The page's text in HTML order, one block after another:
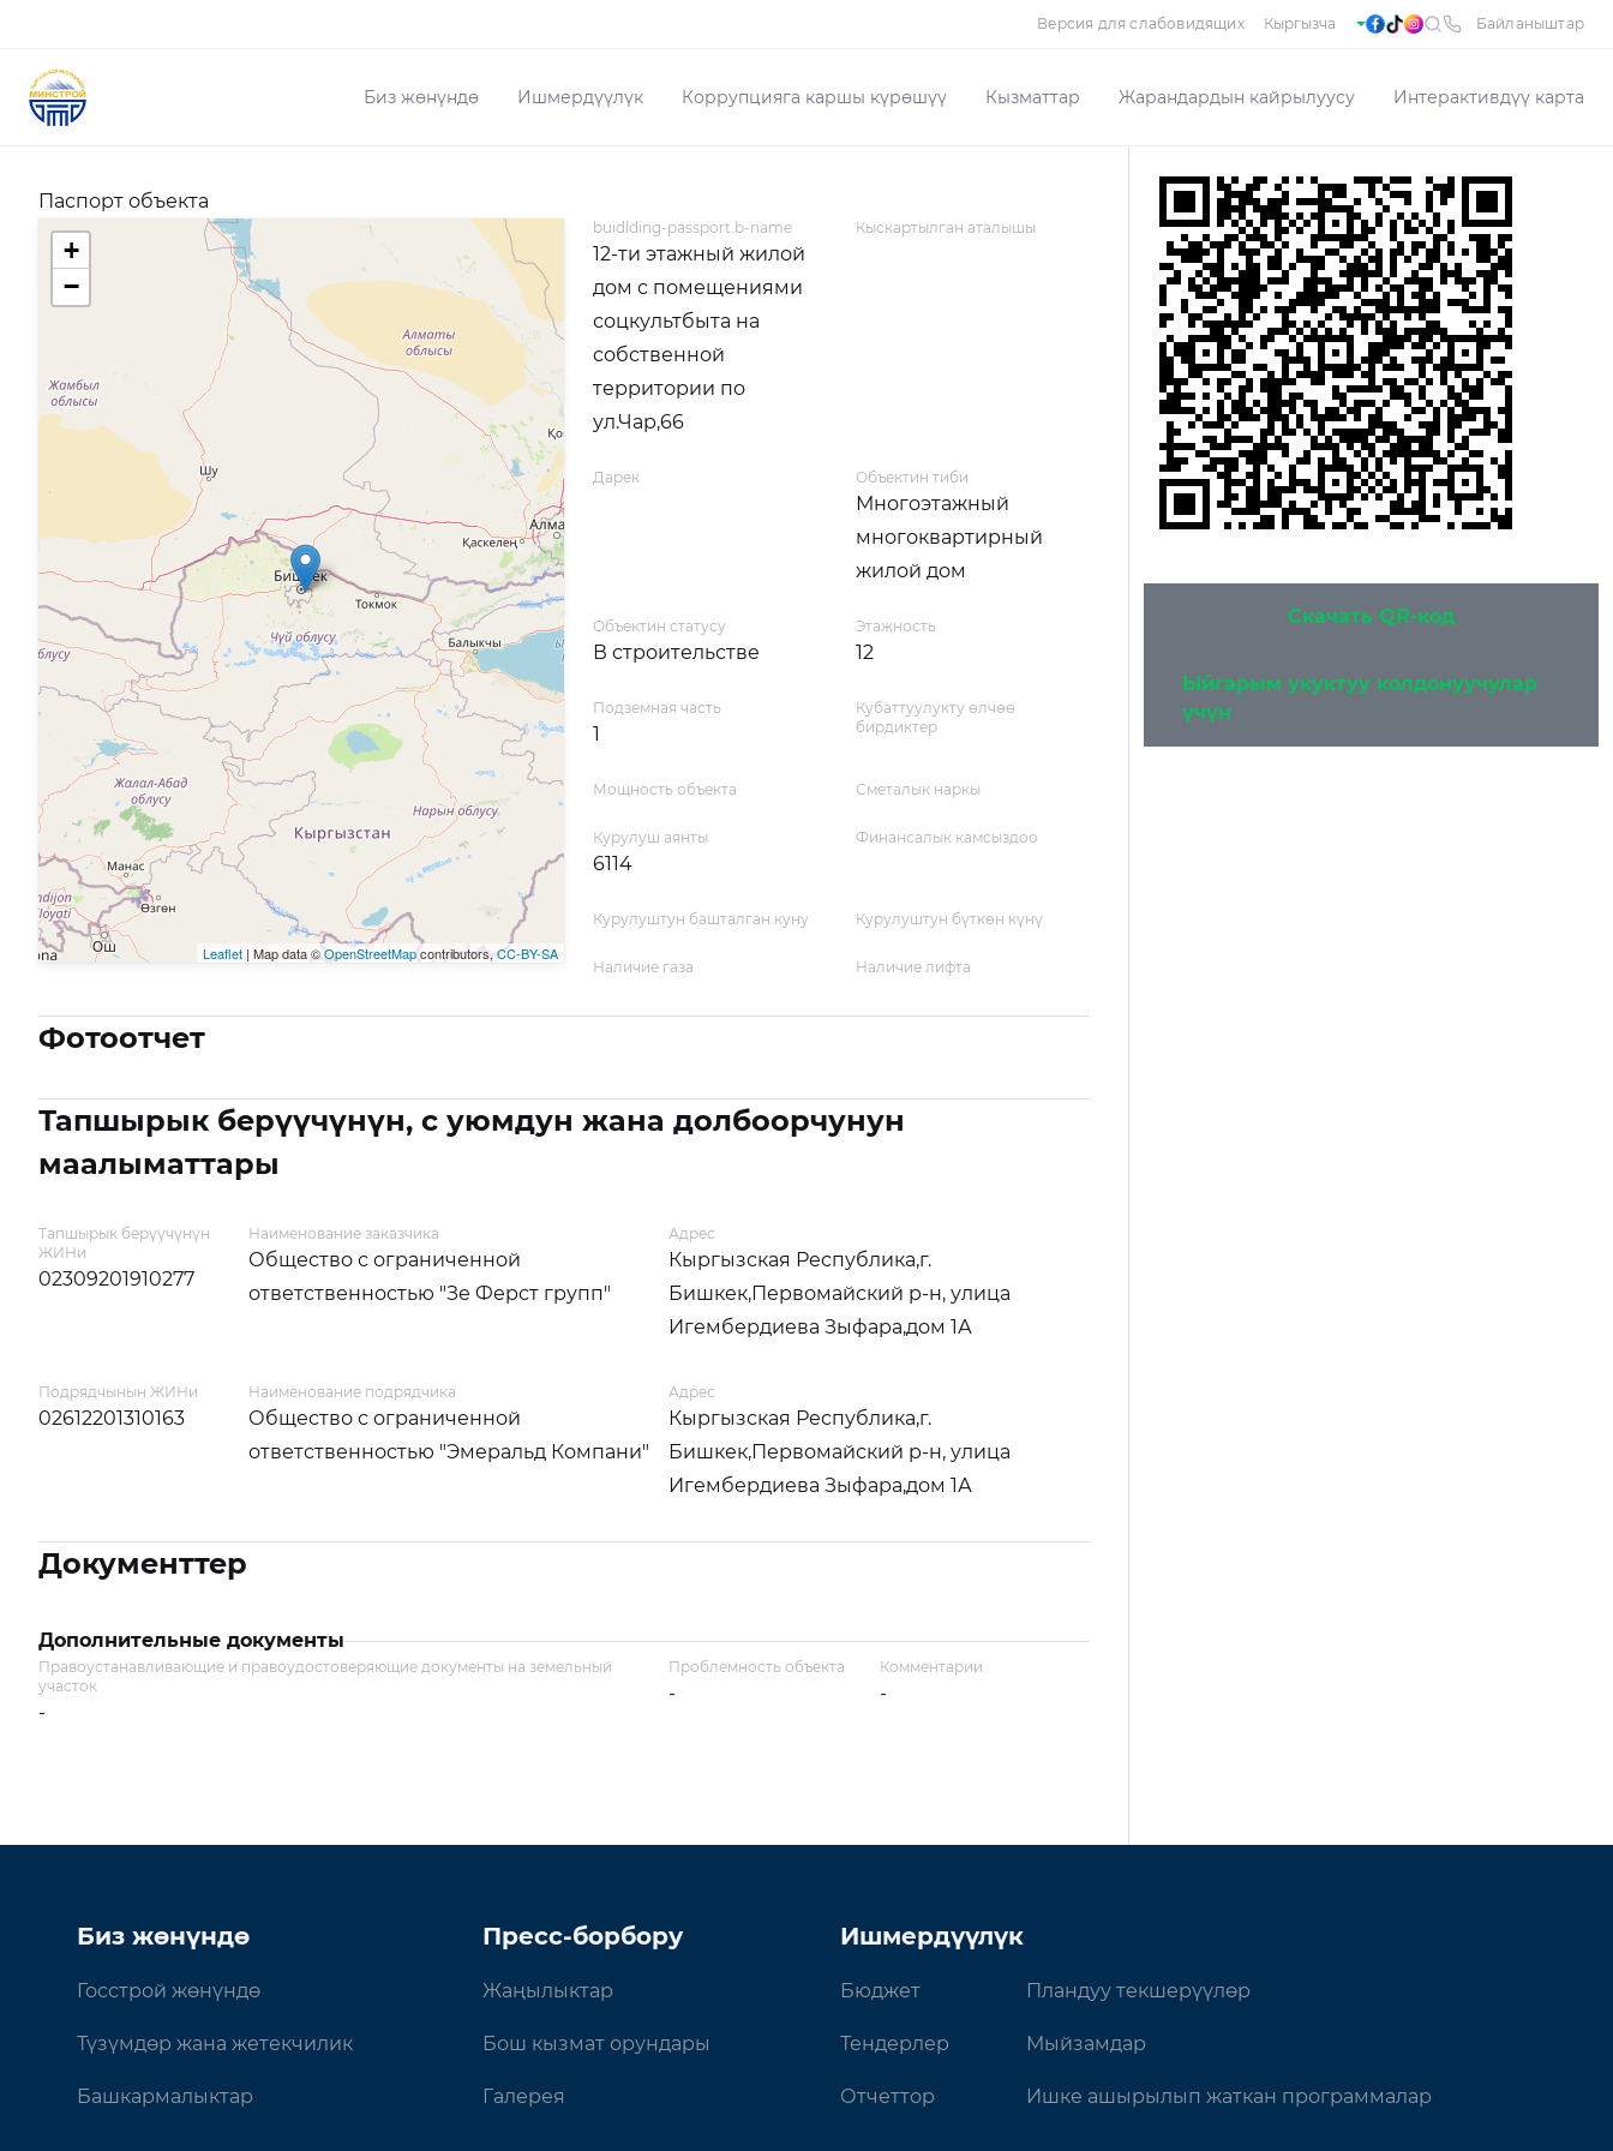
Версия для слабовидящих Байланыштар
Биз жөнүндө Ишмердүүлүк Коррупцияга каршы күрөшүү Кызматтар Жарандардын кайрылуусу Интерактивдүү карта
Паспорт объекта
+
−
Leaflet| Map data ©OpenStreetMapcontributors, CC-BY-SA
buidlding-passport.b-name
12-ти этажный жилой
дом с помещениями
соцкультбыта на
собственной
территории по
ул.Чар,66
Кыскартылган аталышы
Дарек Объектин тиби
Многоэтажный
многоквартирный
жилой дом
Объектин статусу
В строительстве
Этажность
12
Подземная часть
1
Кубаттуулукту өлчөө
бирдиктер
Мощность объекта Сметалык наркы
Курулуш аянты
6114
Финансалык камсыздоо
Курулуштун башталган куну Курулуштун бүткөн күнү
Наличие газа Наличие лифта
Фотоотчет
Тапшырык берүүчүнүн, с уюмдун жана долбоорчунун
маалыматтары
Тапшырык берүүчүнүн
ЖИНи
02309201910277
Наименование заказчика
Общество с ограниченной
ответственностью "Зе Ферст групп"
Адрес
Кыргызская Республика,г.
Бишкек,Первомайский р-н, улица
Игембердиева Зыфара,дом 1А
Подрядчынын ЖИНи
02612201310163
Наименование подрядчика
Общество с ограниченной
ответственностью "Эмеральд Компани"
Адрес
Кыргызская Республика,г.
Бишкек,Первомайский р-н, улица
Игембердиева Зыфара,дом 1А
Документтер
Дополнительные документы
Правоустанавливающие и правоудостоверяющие документы на земельный
участок
-
Проблемность объекта
-
Комментарии
-
Скачать QR-код
Ыйгарым укуктуу колдонуучулар
үчүн
Биз жөнүндө
Госстрой жөнүндө
Түзүмдөр жана жетекчилик
Башкармалыктар
Пресс-борбору
Жаңылыктар
Бош кызмат орундары
Галерея
Ишмердүүлүк
Бюджет
Тендерлер
Отчеттор
Пландуу текшерүүлөр
Мыйзамдар
Ишке ашырылып жаткан программалар